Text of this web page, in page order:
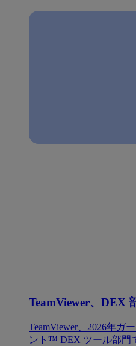
TeamViewer、DEX
TeamViewer、2026年ガ
ント™ DEX ツール部門